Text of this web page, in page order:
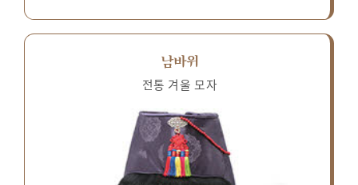
남바위
전통 겨울 모자